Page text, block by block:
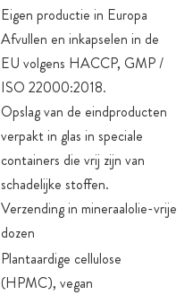
Eigen productie in Europa
Afvullen en inkapselen in de
EU volgens HACCP, GMP /
ISO 22000:2018.
Opslag van de eindproducten
verpakt in glas in speciale
containers die vrij zijn van
schadelijke stoffen.
Verzending in mineraalolie-vrije
dozen
Plantaardige cellulose
(HPMC), vegan